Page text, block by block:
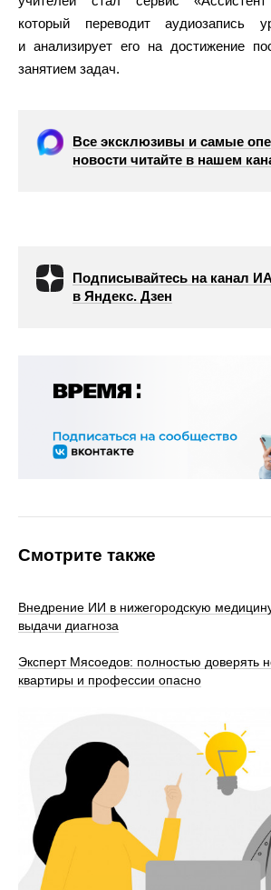
который переводит аудиозапись
и анализирует его на достижение
занятием задач.
Все эксклюзивы и самые
новости читайте в нашем
Подписывайтесь на канал
в Яндекс. Дзен
Смотрите также
Внедрение ИИ в нижегородскую
выдачи диагноза
Эксперт Мясоедов: полностью доверять
квартиры и профессии опасно